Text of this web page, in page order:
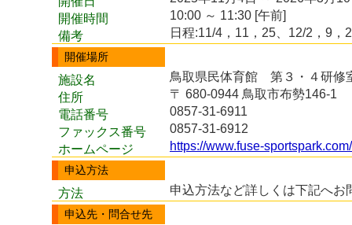
開催時間
10:00 ～ 11:30 [午前]
備考
日程:11/4，11，25、12/2，9
開催場所
施設名
鳥取県民体育館 第３・４研修
住所
〒 680-0944 鳥取市布勢146-1
電話番号
0857-31-6911
ファックス番号
0857-31-6912
ホームページ
https://www.fuse-sportspark.com/
申込方法
方法 申込方法など詳しくは下記へお
申込先・問合せ先